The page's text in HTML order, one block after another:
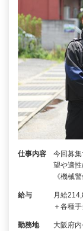
仕事内容
今回募
望や適
《機械
給与
月給
＋各種
勤務地
大阪府